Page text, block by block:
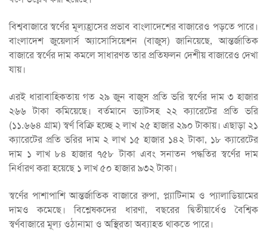
বিশ্ববাজারে স্বর্ণের মূল্যহ্রাসের প্রভাব বাংলাদেশের বাজারেও পড়তে পারে।
বাংলাদেশ জুয়েলার্স অ্যাসোসিয়েশন (বাজুস) জানিয়েছে, আন্তর্জাতিক
বাজারে স্বর্ণের দাম কমলে সাধারণত তার প্রতিফলন দেশীয় বাজারেও দেখা
যায়।
এরই ধারাবাহিকতায় গত ২৯ জুন বাজুস প্রতি ভরি স্বর্ণের দাম ৩ হাজার
২৬৬ টাকা কমিয়েছে। বর্তমানে ভ্যাটসহ ২২ ক্যারেটের প্রতি ভরি
(১১.৬৬৪ গ্রাম) স্বর্ণ বিক্রি হচ্ছে ২ লাখ ২৫ হাজার ২৯০ টাকায়। এছাড়া ২১
ক্যারেটের প্রতি ভরির দাম ২ লাখ ১৫ হাজার ১৪২ টাকা, ১৮ ক্যারেটের
দাম ১ লাখ ৮৪ হাজার ৭৫৮ টাকা এবং সনাতন পদ্ধতির স্বর্ণের দাম
নির্ধারণ করা হয়েছে ১ লাখ ৫০ হাজার ৯৩২ টাকা।
স্বর্ণের পাশাপাশি আন্তর্জাতিক বাজারে রুপা, প্ল্যাটিনাম ও প্যালাডিয়ামের
দামও কমেছে। বিশ্লেষকদের ধারণা, বছরের দ্বিতীয়ার্ধেও বৈশ্বিক
স্বর্ণবাজারে মূল্য ওঠানামা ও অস্থিরতা অব্যাহত থাকতে পারে।